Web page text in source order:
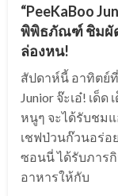
“PeeKaBoo
พิพิธภัณฑ์ ชิมผั
ล่องหน!
สัปดาห์นี้ อาทิตย์ที่
Junior จ๊ะเอ๋! เด็ด
หนูๆ จะได้รับชม
เชฟป่วนก๊วนอร่อ
ซอนนี่ ได้รับภารกิ
อาหารให้กับ